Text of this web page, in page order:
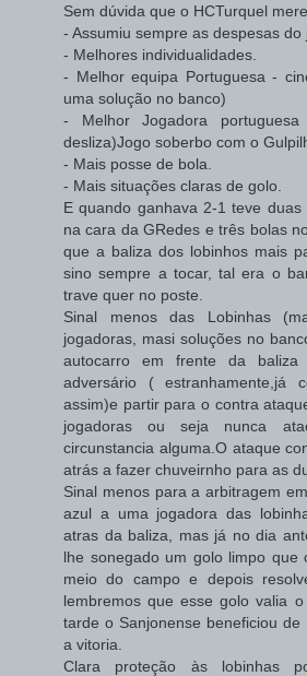
Sem dúvida que o HCTurquel
- Assumiu sempre as despesas do
- Melhores individualidades.
- Melhor equipa Portuguesa -
uma solução no banco)
- Melhor Jogadora
desliza)Jogo soberbo com o
- Mais posse de bola.
- Mais situações claras de golo.
E quando ganhava 2-1 teve
na cara da GRedes e três bolas
que a baliza dos lobinhos mais
sino sempre a tocar, tal era o
trave quer no poste.
Sinal menos das Lobinhas
jogadoras, masi soluções no
autocarro em frente da
adversário ( estranhamente,já
assim)e partir para o contra
jogadoras ou seja nunca
circunstancia alguma.O ataque
atrás a fazer chuveirnho para as
Sinal menos para a arbitragem
azul a uma jogadora das
atras da baliza, mas já no dia
lhe sonegado um golo limpo que
meio do campo e depois
lembremos que esse golo valia
tarde o Sanjonense beneficiou
a vitoria.
Clara proteção às lobinhas